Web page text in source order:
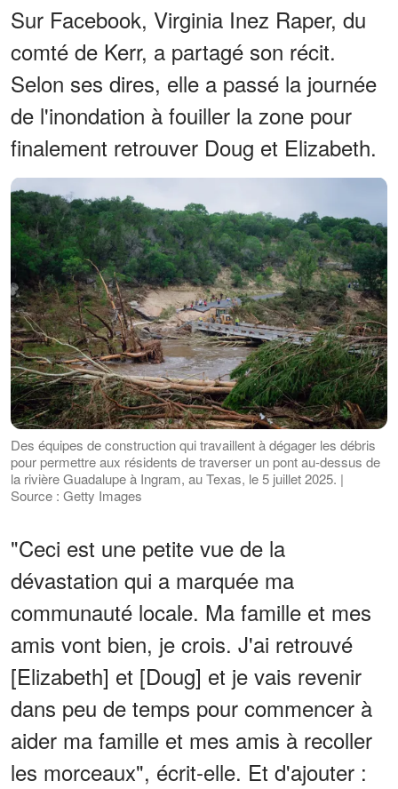
Sur Facebook, Virginia Inez Raper, du
comté de Kerr, a partagé son récit.
Selon ses dires, elle a passé la journée
de l'inondation à fouiller la zone pour
finalement retrouver Doug et Elizabeth.
Des équipes de construction qui travaillent à dégager les débris
pour permettre aux résidents de traverser un pont au-dessus de
la rivière Guadalupe à Ingram, au Texas, le 5 juillet 2025. |
Source : Getty Images
"Ceci est une petite vue de la
dévastation qui a marquée ma
communauté locale. Ma famille et mes
amis vont bien, je crois. J'ai retrouvé
[Elizabeth] et [Doug] et je vais revenir
dans peu de temps pour commencer à
aider ma famille et mes amis à recoller
les morceaux", écrit-elle. Et d'ajouter :